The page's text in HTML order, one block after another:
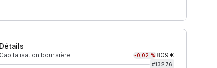
Détails
Capitalisation boursière -0,02 % 809 €
#13276